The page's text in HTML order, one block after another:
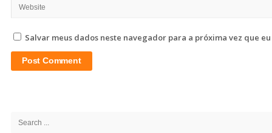
Salvar meus dados neste navegador para a próxima vez que
Search